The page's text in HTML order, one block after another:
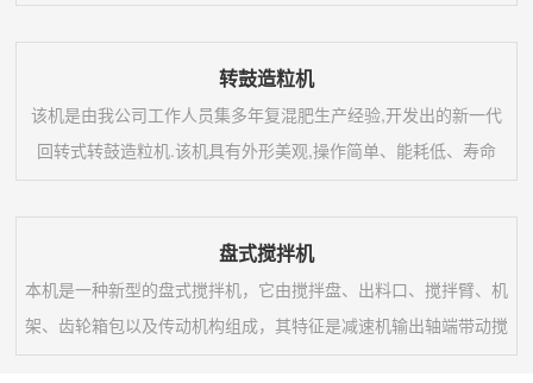
该机主要用于（生物）有机肥和养殖业加工行业的颗粒加工；2、
该机加工的颗粒状物料表面光洁，硬度适中，在加工过程中温升低
并能较好的保持原料内部各营养成分；3、颗粒成分...
转鼓造粒机
该机是由我公司工作人员集多年复混肥生产经验,开发出的新一代
回转式转鼓造粒机.该机具有外形美观,操作简单、能耗低、寿命
品现已遍及各地.1、投资少,经济效益好,性能可靠;2、动力小,无三
废排放,操作稳定,维修方便,流程布局合理,技术先进,生产成本低；
3、成球强度高、外观质量好、耐...
盘式搅拌机
本机是一种新型的盘式搅拌机，它由搅拌盘、出料口、搅拌臂、机
架、齿轮箱包以及传动机构组成，其特征是减速机输出轴端带动搅